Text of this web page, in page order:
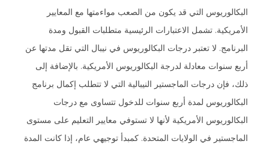
التي قد يكون من الصعب مواءمتها مع المعايير
تشمل الاعتبارات الرئيسية متطلبات القبول ومدة
لا تعتبر درجات البكالوريوس في نيبال التي تقل مدتها عن
سنوات معادلة لدرجة البكالوريوس الأمريكية. بالإضافة إلى
فإن درجات الماجستير النيبالية التي لا تتطلب إكمال برنامج
لمدة أربع سنوات للدخول تتساوى مع درجات
الأمريكية لأنها لا تستوفي معايير التعليم على مستوى
في الولايات المتحدة. كمبدأ توجيهي عام، إذا كانت المدة